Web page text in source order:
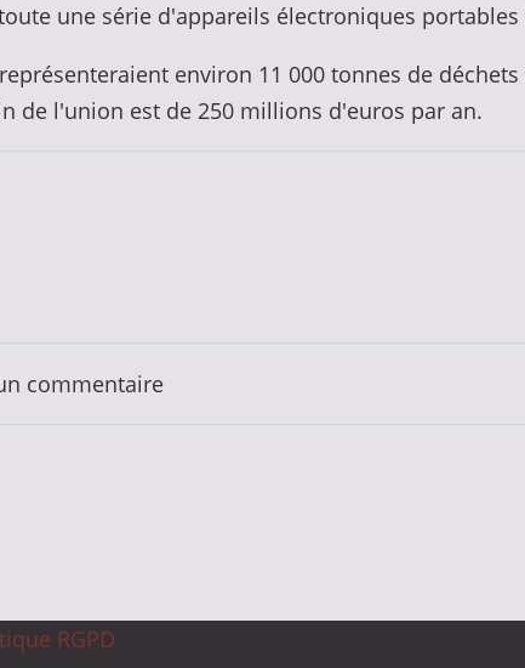
une série d'appareils électroniques
environ 11 000 tonnes de
de l'union est de 250 millions d'euros par an.
commentaire
RGPD